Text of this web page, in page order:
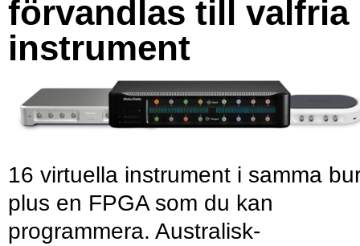
förvandlas till valfria
instrument
16 virtuella instrument i samma
plus en FPGA som du kan
programmera. Australisk-